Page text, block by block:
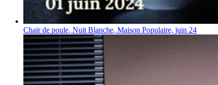
Chair de poule, Nuit Blanche, Maison Populaire, juin 24